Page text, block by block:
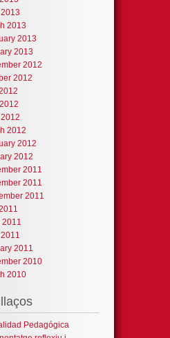
2013
2013
2013
2012
2012
2012
2012
2012
2011
2011
2011
2011
2011
2010
2010
Pedagógica